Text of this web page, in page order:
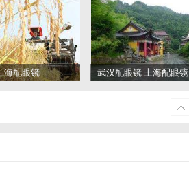
海配眼镜 武汉配眼镜 上海配眼镜